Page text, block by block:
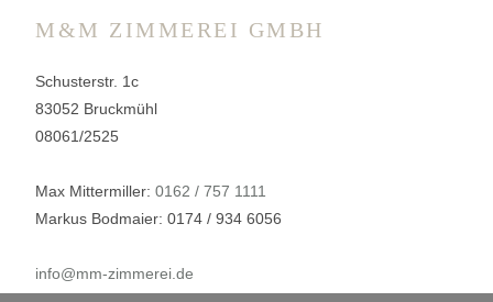
M&M ZIMMEREI GMBH
Schusterstr. 1c
83052 Bruckmühl
08061/2525
Max Mittermiller:0162 / 757 1111
Markus Bodmaier: 0174 / 934 6056
info@mm-zimmerei.de